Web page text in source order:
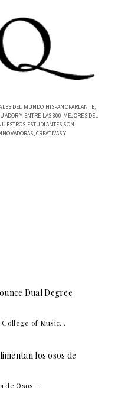
DEL MUNDO HISPANOPARLANTE,
Y ENTRE LAS 800 MEJORES DEL
ESTUDIANTES SON
CREATIVAS Y
Dual Degree
of Music...
los osos de
de Osos. ...